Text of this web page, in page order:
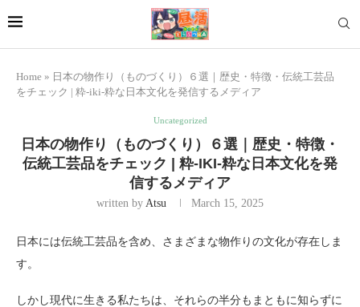
Home » 日本の物作り（ものづくり）６選｜歴史・特徴・伝統工芸品
をチェック | 粋-iki-粋な日本文化を発信するメディア
Uncategorized
日本の物作り（ものづくり）６選｜歴史・特徴・
伝統工芸品をチェック | 粋-IKI-粋な日本文化を発
信するメディア
written by Atsu March 15, 2025
日本には伝統工芸品を含め、さまざまな物作りの文化が存在しま
す。
しかし現代に生きる私たちは、それらの半分もまともに知らずに